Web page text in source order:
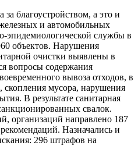
благоустройством, а это и
и автомобильных
эпидемиологической службы в
объектов. Нарушения
очистки выявлены в
вопросы содержания
вывоза отходов, в
скопления мусора, нарушения
В результате санитарная
свалок.
организаций направлено 187
Назначались и
296 штрафов на